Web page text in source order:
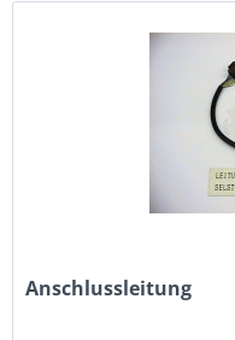
Anschlussleitung